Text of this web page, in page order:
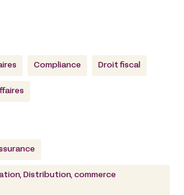
Compliance Droit fiscal
Distribution, commerce